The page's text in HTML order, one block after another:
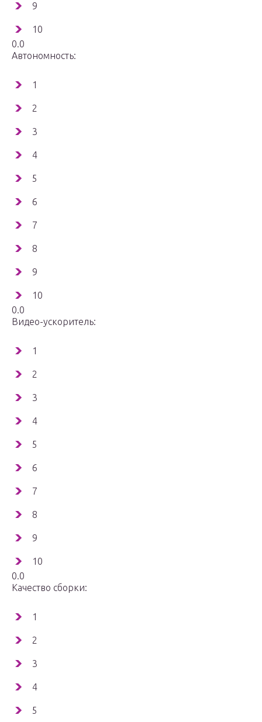
9
10
0.0
Автономность:
1
2
3
4
5
6
7
8
9
10
0.0
Видео-ускоритель:
1
2
3
4
5
6
7
8
9
10
0.0
Качество сборки:
1
2
3
4
5